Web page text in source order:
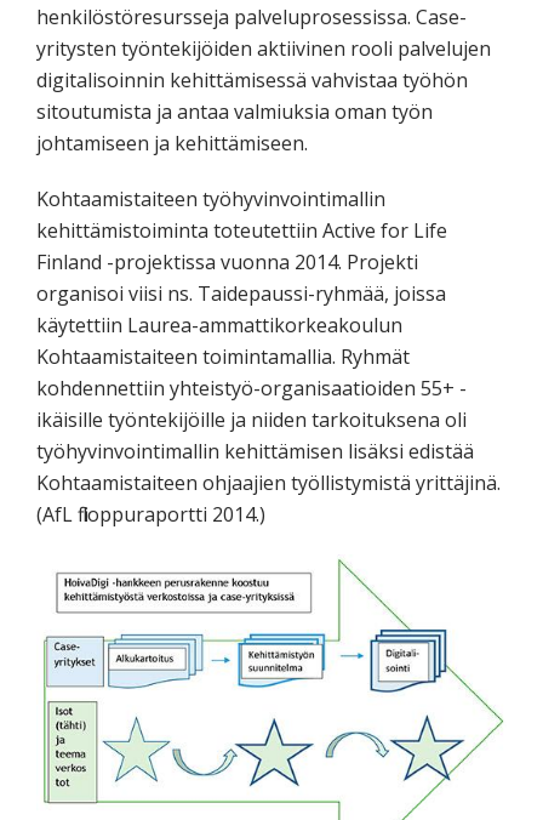
henkilöstöresursseja palveluprosessissa. Case-
yritysten työntekijöiden aktiivinen rooli palvelujen
digitalisoinnin kehittämisessä vahvistaa työhön
sitoutumista ja antaa valmiuksia oman työn
johtamiseen ja kehittämiseen.
Kohtaamistaiteen työhyvinvointimallin
kehittämistoiminta toteutettiin Active for Life
Finland -projektissa vuonna 2014. Projekti
organisoi viisi ns. Taidepaussi-ryhmää, joissa
käytettiin Laurea-ammattikorkeakoulun
Kohtaamistaiteen toimintamallia. Ryhmät
kohdennettiin yhteistyö-organisaatioiden 55+ -
ikäisille työntekijöille ja niiden tarkoituksena oli
työhyvinvointimallin kehittämisen lisäksi edistää
Kohtaamistaiteen ohjaajien työllistymistä yrittäjinä.
(AfL fi loppuraportti 2014.)